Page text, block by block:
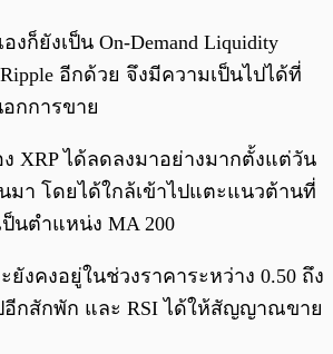
งก็ยังเป็น On-Demand Liquidity
อีกด้วย จึงมีความเป็นไปได้ที่
กการขาย
XRP ได้ลดลงมาอย่างมากตั้งแต่วัน
มา โดยได้ใกล้เข้าไปแตะแนวต้านที่
ป็นตำแหน่ง MA 200
ยังคงอยู่ในช่วงราคาระหว่าง 0.50 ถึง
อีกสักพัก และ RSI ได้ให้สัญญาณขาย